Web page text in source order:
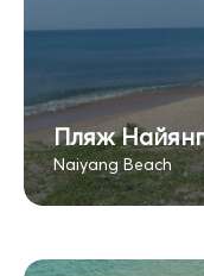
Пляж Найянг
Naiyang Beach